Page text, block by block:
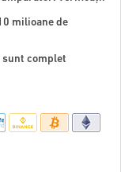
milioane de
sunt complet